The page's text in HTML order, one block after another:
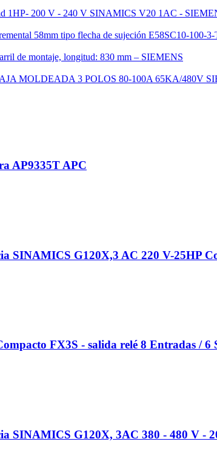
1HP- 200 V - 240 V SINAMICS V20 1AC -
58mm tipo flecha de sujeción E58SC10-100-
de montaje, longitud: 830 mm – SIEMENS
MOLDEADA 3 POLOS 80-100A 65KA/480V
AP9335T APC
SINAMICS G120X,3 AC 220 V-25HP
FX3S - salida relé 8 Entradas /
SINAMICS G120X, 3AC 380 - 480 V -